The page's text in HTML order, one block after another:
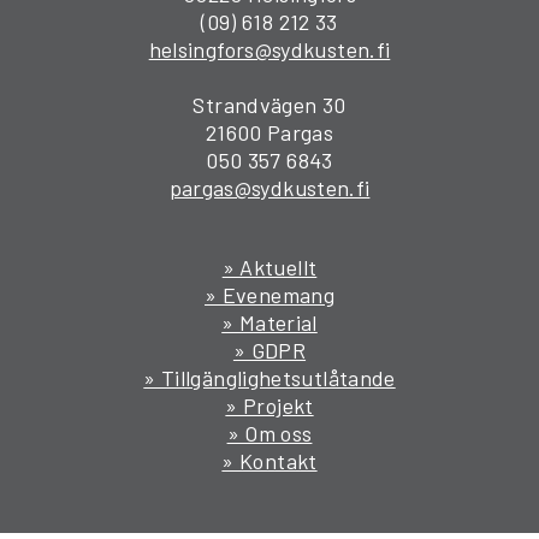
(09) 618 212 33
helsingfors@sydkusten.fi
Strandvägen 30
21600 Pargas
050 357 6843
pargas@sydkusten.fi
» Aktuellt
» Evenemang
» Material
» GDPR
» Tillgänglighetsutlåtande
» Projekt
» Om oss
» Kontakt